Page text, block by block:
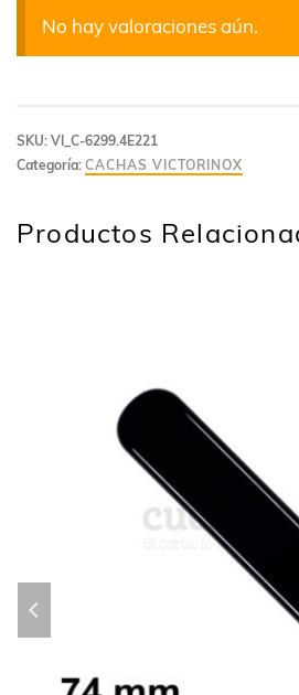
No hay valoraciones aún.
SKU: VI_C-6299.4E221
Categoría: CACHAS VICTORINOX
Productos